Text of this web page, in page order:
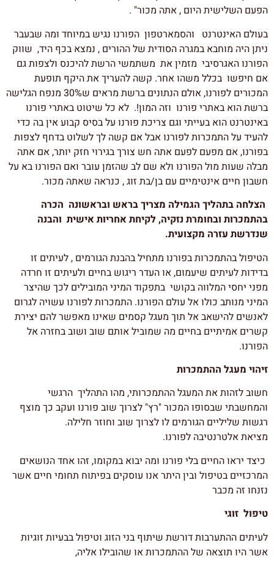
הפעם השלישית היום , אתה מכור" .
בעולם האינטרנט והסמארטפון הפורנו נגיש במיוחד ומה שבעבר
ניתן היה מוחבא במגרה הסודית של ההורים , נמצא בכף היד, שווק
הפורנו האגרסיבי מזמין את משתמשי הרשת להיכנס ולצפות גם
אם חיפשו בכלל משהו אחר. קשה להעריך את היקף תופעת
המכורים לפורנו, אולם הנתונים ברשת מראים ש30% מנפח הגלישה
ברשת הוא באתרי פורנו וזה המון!. לא כל שיטוט באתרי פורנו
באינטרנט הוא בעייתי וגם צריכת פורנו על בסיס קבוע אין בה כדי
להעיד על התמכרות לפורנו אבל אם קשה לך לשלוט בדחף לצפות
בפורנו, אם מפעם לפעם אתה חש צורך בגירוי חזק יותר, אם אתה
מבלה שעות מול הפורנו ולא שם לב שהזמן עובר ואם הפורנו בא על
חשבון חיים אינטימיים עם בן/בת זוג , כנראה שאתה מכור.
הצלחה בתהליך הגמילה מצריך בראש ובראשונה הכרה
בהתמכרות ובחומרת נזקיה, לקיחת אחריות אישית והבנה
שנדרשת עזרה מקצועית.
הטיפול בהתמכרות בפורנו מתחיל בהבנת הגורמים , לעיתים זו
בדידות לעיתים שיעמום, או העדר ריגוש בחיים ולעיתים זו חרדה
מפני יחסי המלווה בקושי בתפקוד המיני המובילים לכך שהיצר
המיני מנותב כולו אל עולם הפורנו. התמכרות לפורנו עשויה לגרום
לאנשים להישאב אל תוך מעגל קסמים שאינו מאפשר להם יצירת
קשרים אמיתיים בחיים מה שמוביל אותם שוב ושוב בחזרה אל
הפורנו.
זיהוי מעגל ההתמכרות
חשוב לזהות את המעגל ההתמכרותי, מהו התהליך הרגשי
והמחשבתי שבסופו המכור "רץ" לצרוך שוב פורנו ועקב כך מוצף
רגשות שליליים הגורמים לו לצרוך שוב וחוזר חלילה.
מציאת אלטרנטיבה לפורנו.
כיצד יראו החיים בלי פורנו ומה יבוא במקומו, זהו אחד הנושאים
המרכזיים בטיפול ובין היתר אנו עוסקים בפיתוח תחומי חיים אשר
נזנחו זה מכבר
טיפול זוגי
לעיתים ההתערבות דורשת שיתוף בני הזוג וטיפול בבעיות זוגיות
אשר היו תוצאה של ההתמכרות או שהובילו אליה,